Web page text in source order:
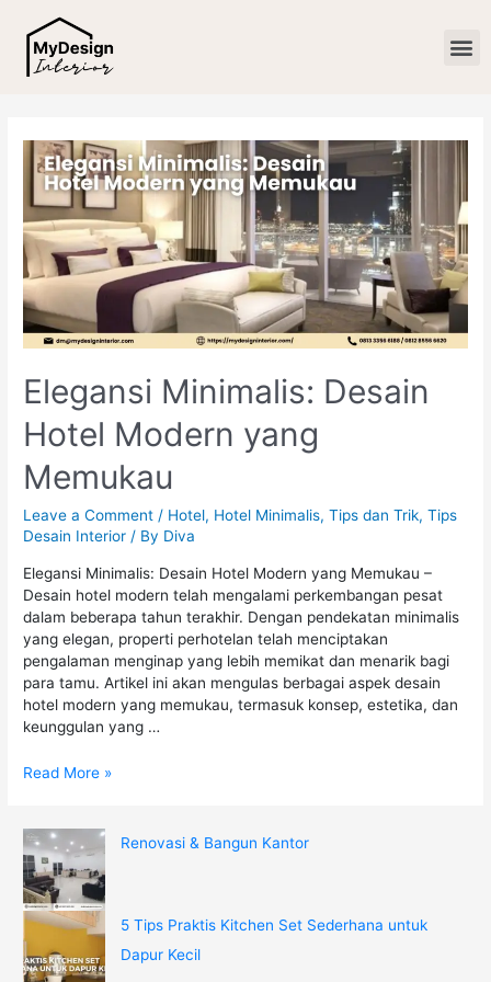
Elegansi Minimalis: Desain
Hotel Modern yang
Memukau
Leave a Comment / Hotel, Hotel Minimalis,Tips dan Trik,Tips
Desain Interior / By Diva
Elegansi Minimalis: Desain Hotel Modern yang Memukau –
Desain hotel modern telah mengalami perkembangan pesat
dalam beberapa tahun terakhir. Dengan pendekatan minimalis
yang elegan, properti perhotelan telah menciptakan
pengalaman menginap yang lebih memikat dan menarik bagi
para tamu. Artikel ini akan mengulas berbagai aspek desain
hotel modern yang memukau, termasuk konsep, estetika, dan
keunggulan yang …
Read More »
Renovasi & Bangun Kantor
5 Tips Praktis Kitchen Set Sederhana untuk
Dapur Kecil